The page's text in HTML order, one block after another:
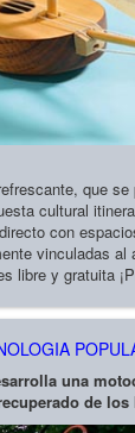
que se
cultural
con
vinculadas al
libre y gratuita
una
de los